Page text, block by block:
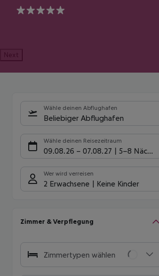
5
Next
Wähle deinen Abflughafen
Beliebiger Abflughafen
Wähle deinen Reisezeitraum
09.08.26 – 07.08.27 5-8 Nächte
Wer wird verreisen
2 Erwachsene Keine Kinder
Zimmer & Verpflegung
Zimmertypen wählen